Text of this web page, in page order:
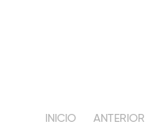
INICIO ANTERIOR